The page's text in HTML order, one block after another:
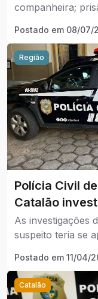
companheira;
Postado em 08/07/
Região
Polícia Civil
Catalão
vulnerável
As investigações
suspeito teria se
residiam, em
libidinosos contra
ocorrido a
Postado em 11/04/
Catalão